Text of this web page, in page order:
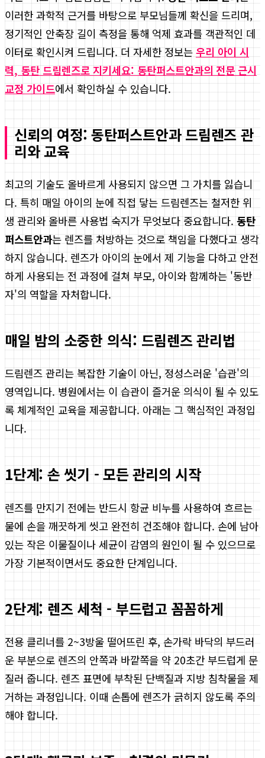
이러한 과학적 근거를 바탕으로 부모님들께 확신을 드리며,
정기적인 안축장 길이 측정을 통해 억제 효과를 객관적인 데
이터로 확인시켜 드립니다. 더 자세한 정보는 우리 아이 시
력, 동탄 드림렌즈로 지키세요: 동탄퍼스트안과의 전문 근시
교정 가이드에서 확인하실 수 있습니다.
신뢰의 여정: 동탄퍼스트안과 드림렌즈 관
리와 교육
최고의 기술도 올바르게 사용되지 않으면 그 가치를 잃습니
다. 특히 매일 아이의 눈에 직접 닿는 드림렌즈는 철저한 위
생 관리와 올바른 사용법 숙지가 무엇보다 중요합니다. 동탄
퍼스트안과는 렌즈를 처방하는 것으로 책임을 다했다고 생각
하지 않습니다. 렌즈가 아이의 눈에서 제 기능을 다하고 안전
하게 사용되는 전 과정에 걸쳐 부모, 아이와 함께하는 '동반
자'의 역할을 자처합니다.
매일 밤의 소중한 의식: 드림렌즈 관리법
드림렌즈 관리는 복잡한 기술이 아닌, 정성스러운 '습관'의
영역입니다. 병원에서는 이 습관이 즐거운 의식이 될 수 있도
록 체계적인 교육을 제공합니다. 아래는 그 핵심적인 과정입
니다.
1단계: 손 씻기 - 모든 관리의 시작
렌즈를 만지기 전에는 반드시 항균 비누를 사용하여 흐르는
물에 손을 깨끗하게 씻고 완전히 건조해야 합니다. 손에 남아
있는 작은 이물질이나 세균이 감염의 원인이 될 수 있으므로
가장 기본적이면서도 중요한 단계입니다.
2단계: 렌즈 세척 - 부드럽고 꼼꼼하게
전용 클리너를 2~3방울 떨어뜨린 후, 손가락 바닥의 부드러
운 부분으로 렌즈의 안쪽과 바깥쪽을 약 20초간 부드럽게 문
질러 줍니다. 렌즈 표면에 부착된 단백질과 지방 침착물을 제
거하는 과정입니다. 이때 손톱에 렌즈가 긁히지 않도록 주의
해야 합니다.